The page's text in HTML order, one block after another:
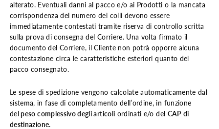
alterato. Eventuali danni al pacco e/o ai Prodotti o la mancata
corrispondenza del numero dei colli devono essere
immediatamente contestati tramite riserva di controllo scritta
sulla prova di consegna del Corriere. Una volta firmato il
documento del Corriere, il Cliente non potrà opporre alcuna
contestazione circa le caratteristiche esteriori quanto del
pacco consegnato.
Le spese di spedizione vengono calcolate automaticamente dal
sistema, in fase di completamento dell’ordine, in funzione
del peso complessivo degli articoli ordinati e/o del CAP di
destinazione.